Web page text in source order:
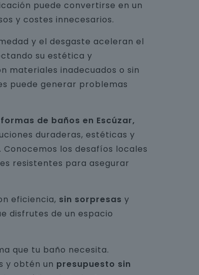
puede convertirse en un
y costes innecesarios.
y el desgaste aceleran el
su estética y
materiales inadecuados o sin
puede generar problemas
de baños en Escúzar,
duraderas, estéticas y
los desafíos locales
resistentes para asegurar
eficiencia, sin sorpresas y
disfrutes de un espacio
que tu baño necesita.
y obtén un presupuesto sin